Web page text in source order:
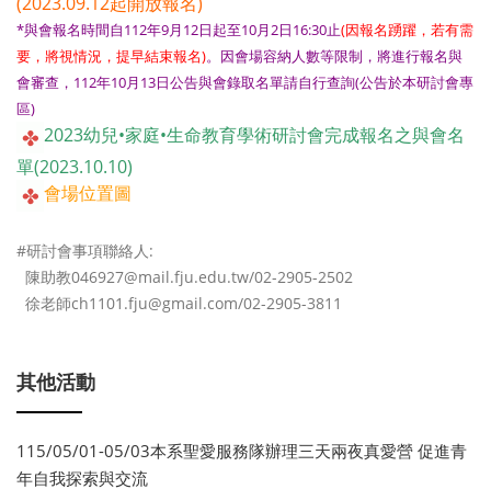
*與會報名時間自112年9月12日起至10月2日16:30止(因報名踴躍，若有需
要，將視情況，提早結束報名)。因會場容納人數等限制，將進行報名與
會審查，112年10月13日公告與會錄取名單請自行查詢(公告於本研討會專
區)
2023幼兒•家庭•生命教育學術研討會完成報名之與會名
單(2023.10.10)
會場位置圖
#研討會事項聯絡人:
陳助教046927@mail.fju.edu.tw/02-2905-2502
徐老師ch1101.fju@gmail.com/02-2905-3811
其他活動
115/05/01-05/03本系聖愛服務隊辦理三天兩夜真愛營 促進青
年自我探索與交流